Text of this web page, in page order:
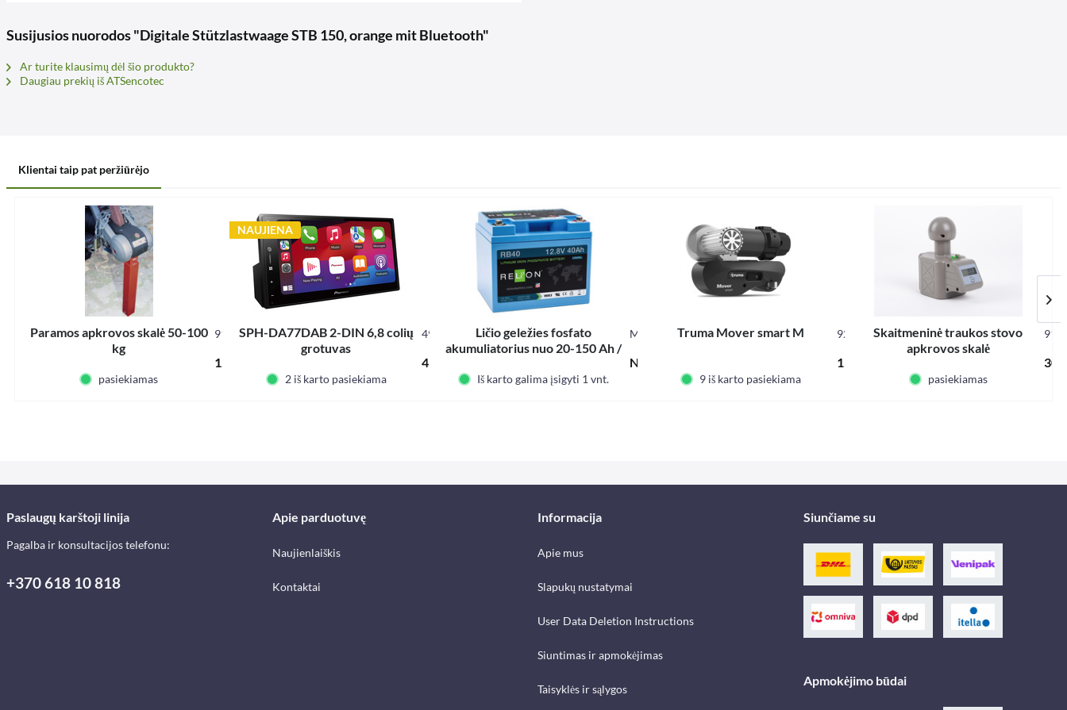
Susijusios nuorodos "Digitale Stützlastwaage STB 150, orange mit Bluetooth"
Ar turite klausimų dėl šio produkto?
Daugiau prekių iš ATSencotec
Klientai taip pat peržiūrėjo
Paramos apkrovos skalė 50-100
kg
91225
12,19 € *
pasiekiamas
NAUJIENA
SPH-DA77DAB 2-DIN 6,8 colių
grotuvas
494038
Turinys1 pcs
435,54 € *
2 iš karto pasiekiama
Ličio geležies fosfato
akumuliatorius nuo 20-150 Ah /
M81401
Nuo 610,98 € *
Iš karto galima įsigyti 1 vnt.
Truma Mover smart M 92015
1528,98 € *
9 iš karto pasiekiama
Skaitmeninė traukos stovo
apkrovos skalė
pasiekiamas
Paslaugų karštoji linija
Pagalba ir konsultacijos telefonu:
+370 618 10 818
Apie parduotuvę
Naujienlaiškis
Kontaktai
Informacija
Apie mus
Slapukų nustatymai
User Data Deletion Instructions
Siuntimas ir apmokėjimas
Taisyklės ir sąlygos
Siunčiame su
Apmokėjimo būdai